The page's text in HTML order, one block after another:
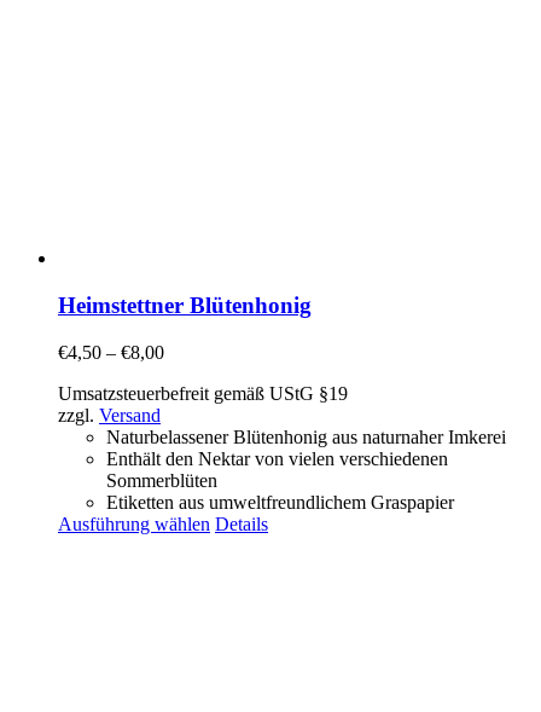
Heimstettner Blütenhonig
€4,50 – €8,00
Umsatzsteuerbefreit gemäß UStG §19
zzgl. Versand
Naturbelassener Blütenhonig aus naturnaher Imkerei
Enthält den Nektar von vielen verschiedenen
Sommerblüten
Etiketten aus umweltfreundlichem Graspapier
Ausführung wählen Details